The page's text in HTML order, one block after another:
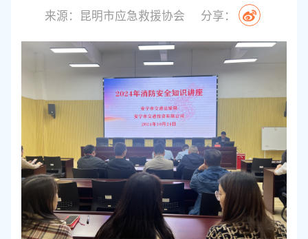
来源：昆明市应急救援协会 分享：